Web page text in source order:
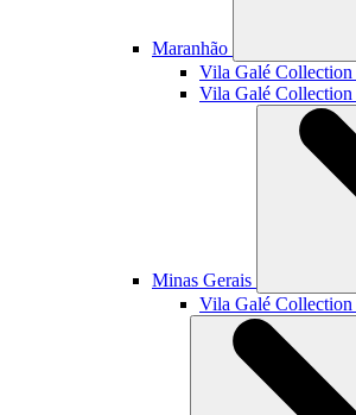
Maranhão
Vila Galé Collection
Vila Galé Collection
Minas Gerais
Vila Galé Collection